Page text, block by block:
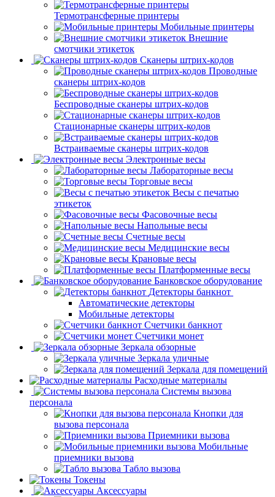
Термотрансферные принтеры
Мобильные принтеры
Внешние
смотчики этикеток
Сканеры штрих-кодов
Проводные
сканеры штрих-кодов
Беспроводные сканеры штрих-кодов
Стационарные сканеры штрих-кодов
Встраиваемые сканеры штрих-кодов
Электронные весы
Лабораторные весы
Торговые весы
Весы с печатью
этикеток
Фасовочные весы
Напольные весы
Счетные весы
Медицинские весы
Крановые весы
Платформенные весы
Банковское оборудование
Детекторы банкнот
Автоматические детекторы
Мобильные детекторы
Счетчики банкнот
Счетчики монет
Зеркала обзорные
Зеркала уличные
Зеркала для помещений
Расходные материалы
Системы вызова
персонала
Кнопки для
вызова персонала
Приемники вызова
Мобильные
приемники вызова
Табло вызова
Токены
Аксессуары